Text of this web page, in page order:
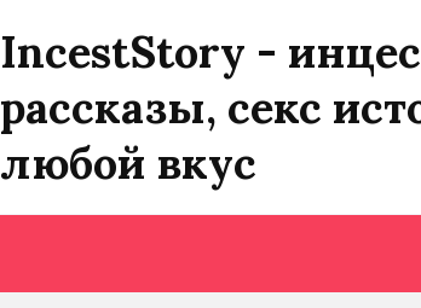
IncestStory -
рассказы, секс
любой вкус